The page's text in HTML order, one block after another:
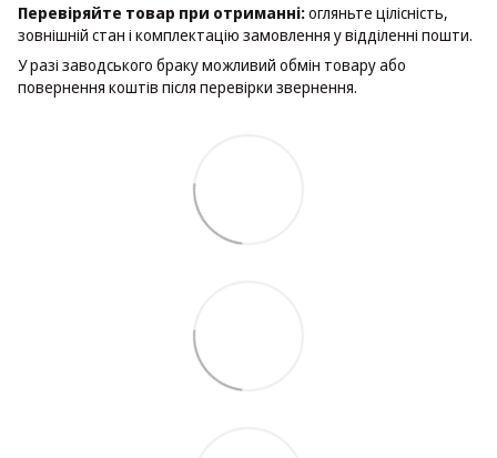
Перевіряйте товар при отриманні:огляньте цілісність,
зовнішній стан і комплектацію замовлення у відділенні пошти.
У разі заводського браку можливий обмін товару або
повернення коштів після перевірки звернення.